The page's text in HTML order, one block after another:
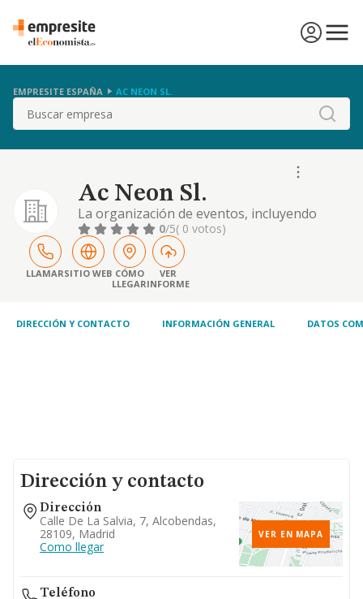
EMPRESITE ESPAÑA AC NEON SL.
Buscar
Ac Neon Sl.
La organización de eventos, incluyendo
todas aquellas actividades conexas o
complementarias, a saber, la compra, venta,
alquiler y cesión de equipos, medios
audiovisuales y catering..
0/5( 0 votos)
LLAMARSITIO WEB CÓMO
LLEGAR
VER
INFORME
DIRECCIÓN Y CONTACTO INFORMACIÓN GENERAL DATOS
Dirección y contacto
Dirección
Calle De La Salvia, 7, Alcobendas,
28109, Madrid
Como llegar
VER EN MAPA
Teléfono